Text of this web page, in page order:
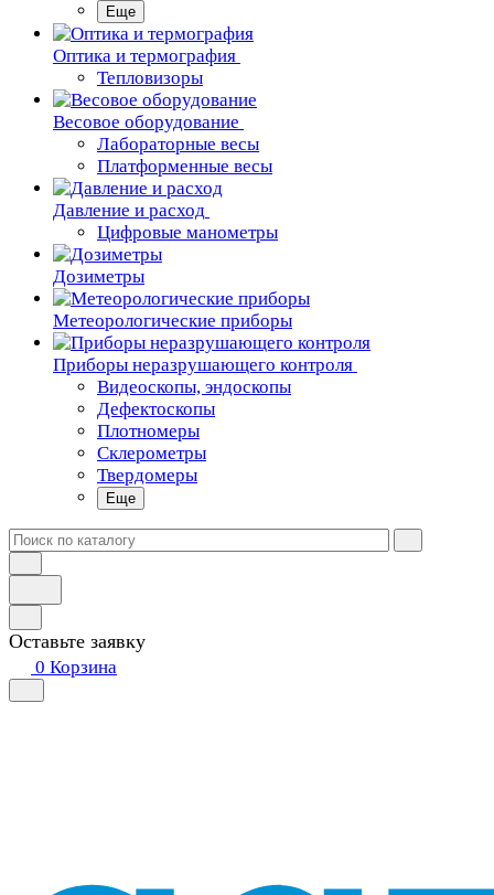
Еще
Oптика и термография
Тепловизоры
Весовое оборудование
Лабораторные весы
Платформенные весы
Давление и расход
Цифровые манометры
Дозиметры
Метеорологические приборы
Приборы неразрушающего контроля
Видеоскопы, эндоскопы
Дефектоскопы
Плотномеры
Склерометры
Твердомеры
Еще
Оставьте заявку
0 Корзина